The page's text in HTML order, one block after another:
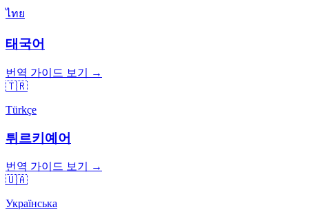
ไทย
태국어
번역 가이드 보기 →
🇹🇷
Türkçe
튀르키예어
번역 가이드 보기 →
🇺🇦
Українська